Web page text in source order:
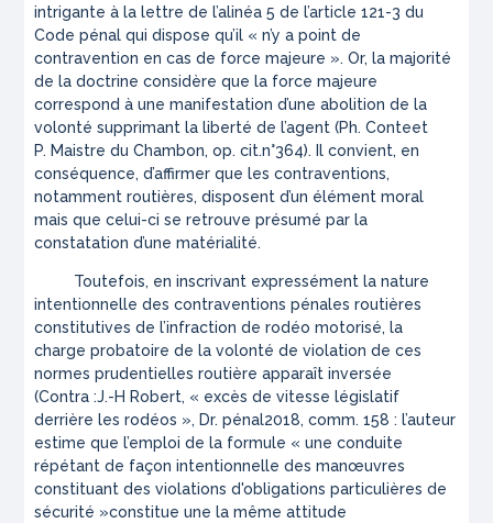
intrigante à la lettre de l’alinéa 5 de l’article 121-3 du
Code pénal qui dispose qu’il « n’y a point de
contravention en cas de force majeure ». Or, la majorité
de la doctrine considère que la force majeure
correspond à une manifestation d’une abolition de la
volonté supprimant la liberté de l’agent (Ph. Conteet
P. Maistre du Chambon,op. cit.n°364). Il convient, en
conséquence, d’affirmer que les contraventions,
notamment routières, disposent d’un élément moral
mais que celui-ci se retrouve présumé par la
constatation d’une matérialité.
Toutefois, en inscrivant expressément la nature
intentionnelle des contraventions pénales routières
constitutives de l’infraction de rodéo motorisé, la
charge probatoire de la volonté de violation de ces
normes prudentielles routière apparaît inversée
(Contra :J.-H Robert, « excès de vitesse législatif
derrière les rodéos », Dr. pénal2018, comm. 158 : l’auteur
estime que l’emploi de la formule «une conduite
répétant de façon intentionnelle des manœuvres
constituant des violations d'obligations particulières de
sécurité »constitue une la même attitude